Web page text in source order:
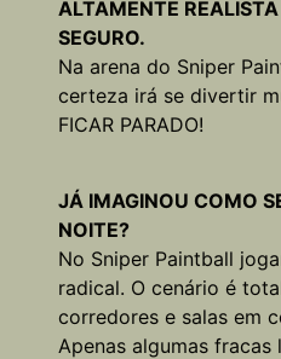
ALTAMENTE
SEGURO.
Na arena do Sniper
certeza irá se divertir
FICAR PARADO!
JÁ IMAGINOU COMO
NOITE?
No Sniper Paintball
radical. O cenário é
corredores e salas em
Apenas algumas